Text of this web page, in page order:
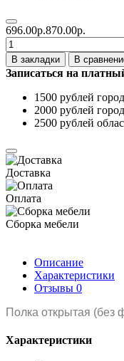
696.00р.870.00р.
В закладки
В
Записаться на
1500 рублей город
2000 рублей
2500 рублей
Доставка
Оплата
Сборка мебели
Описание
Характеристики
Отзывы 0
Полка открытая
Характеристики